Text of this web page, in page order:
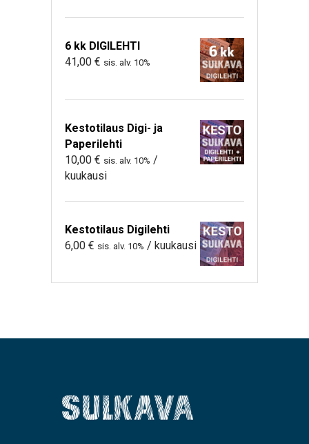
6 kk DIGILEHTI
41,00 € sis. alv. 10%
Kestotilaus Digi- ja
Paperilehti
10,00 € sis. alv. 10% /
kuukausi
Kestotilaus Digilehti
6,00 € sis. alv. 10% / kuukausi